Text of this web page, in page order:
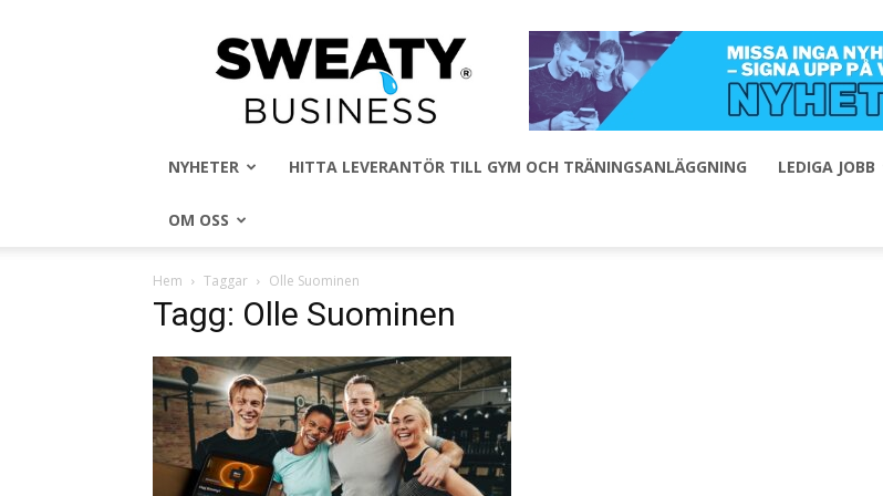
Sweaty
Business
NYHETER HITTA LEVERANTÖR TILL GYM OCH TRÄNINGSANLÄGGNING LEDIGA JOBB
OM OSS
Hem Taggar Olle Suominen
Tagg: Olle Suominen